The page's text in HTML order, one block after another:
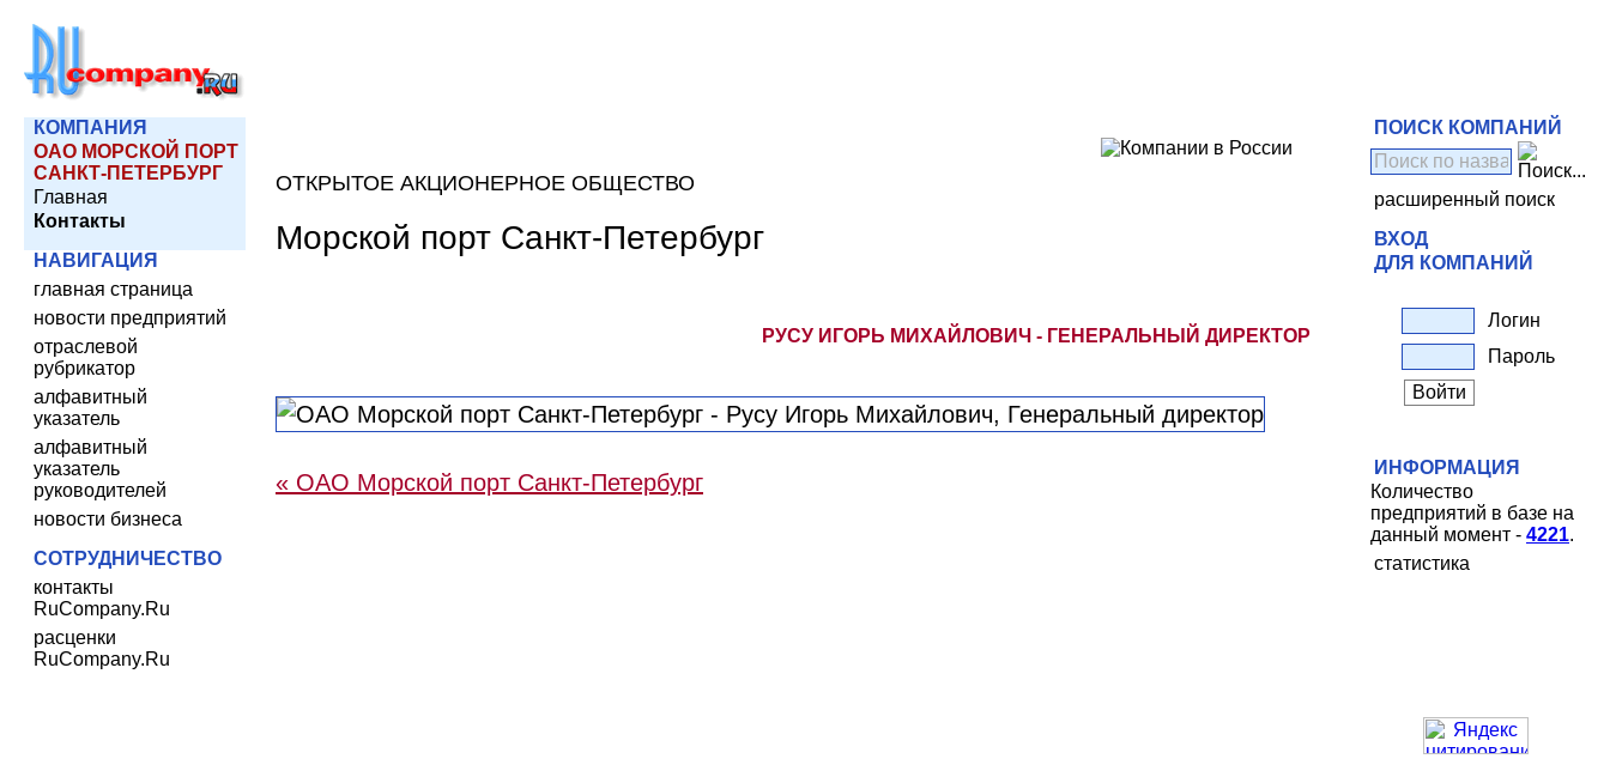
КОМПАНИЯ
ОАО МОРСКОЙ ПОРТ
САНКТ-ПЕТЕРБУРГ
Главная
Контакты
НАВИГАЦИЯ
главная страница
новости предприятий
отраслевой
рубрикатор
алфавитный
указатель
алфавитный
указатель
руководителей
новости бизнеса
СОТРУДНИЧЕСТВО
контакты
RuCompany.Ru
расценки
RuCompany.Ru
ОТКРЫТОЕ АКЦИОНЕРНОЕ ОБЩЕСТВО
Морской порт Санкт-Петербург
РУСУ ИГОРЬ МИХАЙЛОВИЧ - ГЕНЕРАЛЬНЫЙ ДИРЕКТОР
« ОАО Морской порт Санкт-Петербург
ПОИСК КОМПАНИЙ
расширенный поиск
ВХОД
ДЛЯ КОМПАНИЙ
Логин
Пароль
ИНФОРМАЦИЯ
Количество
предприятий в базе на
данный момент - 4221.
статистика